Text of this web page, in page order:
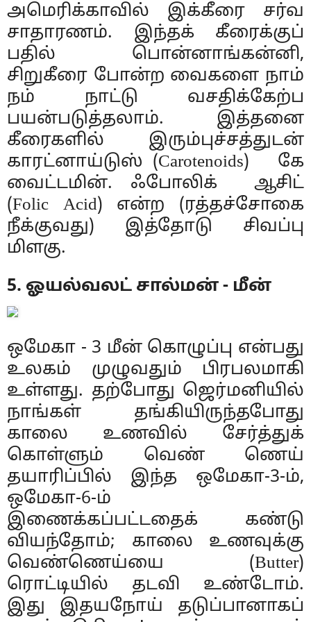
அமெரிக்காவில் இக்கீரை சர்வ
சாதாரணம். இந்தக் கீரைக்குப்
பதில் பொன்னாங்கன்னி,
சிறுகீரை போன்ற வைகளை நாம்
நம் நாட்டு வசதிக்கேற்ப
பயன்படுத்தலாம். இத்தனை
கீரைகளில் இரும்புச்சத்துடன்
காரட்னாய்டுஸ் (Carotenoids) கே
வைட்டமின். ஃபோலிக் ஆசிட்
(Folic Acid) என்ற (ரத்தச்சோகை
நீக்குவது) இத்தோடு சிவப்பு
மிளகு.
5. ஓயல்வலட் சால்மன் - மீன்
ஒமேகா - 3 மீன் கொழுப்பு என்பது
உலகம் முழுவதும் பிரபலமாகி
உள்ளது. தற்போது ஜெர்மனியில்
நாங்கள் தங்கியிருந்தபோது
காலை உணவில் சேர்த்துக்
கொள்ளும் வெண் ணெய்
தயாரிப்பில் இந்த ஒமேகா-3-ம்,
ஒமேகா-6-ம்
இணைக்கப்பட்டதைக் கண்டு
வியந்தோம்; காலை உணவுக்கு
வெண்ணெய்யை (Butter)
ரொட்டியில் தடவி உண்டோம்.
இது இதயநோய் தடுப்பானாகப்